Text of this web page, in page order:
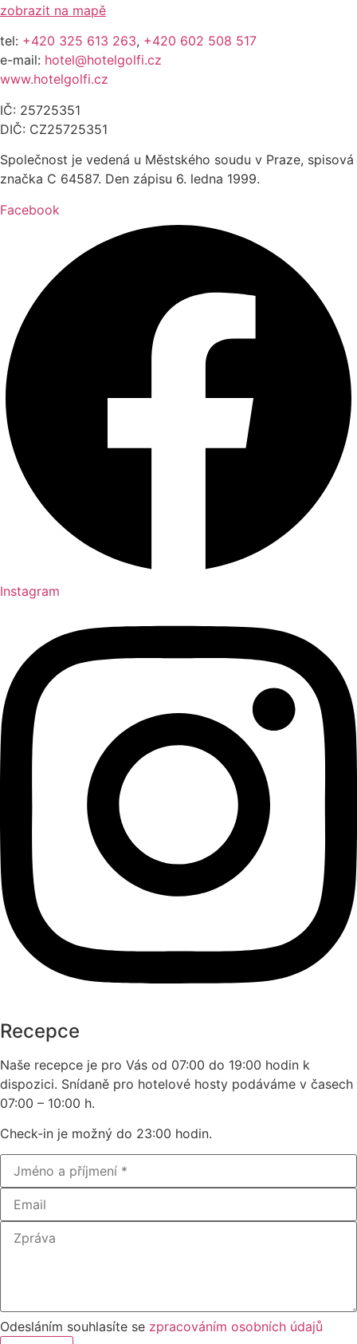
zobrazit na mapě
tel: +420 325 613 263, +420 602 508 517
e-mail: hotel@hotelgolfi.cz
www.hotelgolfi.cz
IČ: 25725351
DIČ: CZ25725351
Společnost je vedená u Městského soudu v Praze, spisová
značka C 64587. Den zápisu 6. ledna 1999.
Facebook
Instagram
Recepce
Naše recepce je pro Vás od 07:00 do 19:00 hodin k
dispozici. Snídaně pro hotelové hosty podáváme v časech
07:00 – 10:00 h.
Check-in je možný do 23:00 hodin.
Odesláním souhlasíte se zpracováním osobních údajů